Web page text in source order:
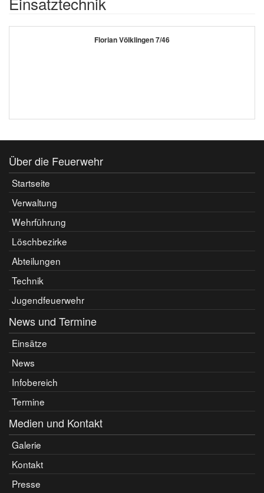
Florian Völklingen 7/46
Über die Feuerwehr
Startseite
Verwaltung
Wehrführung
Löschbezirke
Abteilungen
Technik
Jugendfeuerwehr
News und Termine
Einsätze
News
Infobereich
Termine
Medien und Kontakt
Galerie
Kontakt
Presse